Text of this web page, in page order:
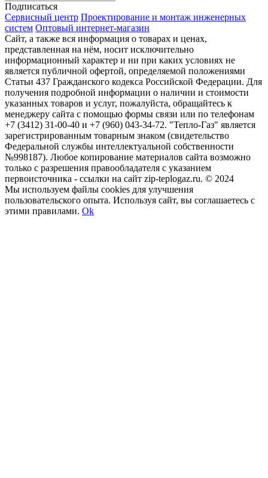
Подписаться
Сервисный центр Проектирование и монтаж инженерных
систем Оптовый интернет-магазин
Сайт, а также вся информация о товарах и ценах,
представленная на нём, носит исключительно
информационный характер и ни при каких условиях не
является публичной офертой, определяемой положениями
Статьи 437 Гражданского кодекса Российской Федерации. Для
получения подробной информации о наличии и стоимости
указанных товаров и услуг, пожалуйста, обращайтесь к
менеджеру сайта с помощью формы связи или по телефонам
+7 (3412) 31-00-40 и +7 (960) 043-34-72. "Тепло-Газ" является
зарегистрированным товарным знаком (свидетельство
Федеральной службы интеллектуальной собственности
№998187). Любое копирование материалов сайта возможно
только с разрешения правообладателя с указанием
первоисточника - ссылки на сайт zip-teplogaz.ru. © 2024
Мы используем файлы сookies для улучшения
пользовательского опыта. Используя сайт, вы соглашаетесь с
этими правилами. Ok